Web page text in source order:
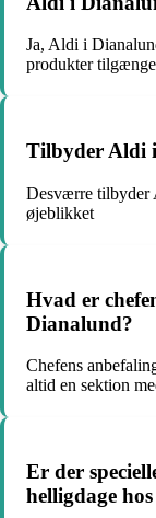
Ja, Aldi i
produkter
Tilbyder Aldi
Desværre tilbyder
øjeblikket
Hvad er
Dianalund?
Chefens
altid en sektion
Er der
helligdage